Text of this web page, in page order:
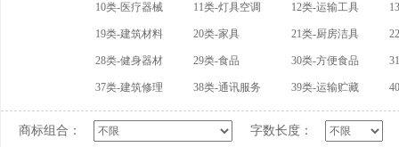
10类-医疗器械 11类-灯具空调 12类-运输工具
19类-建筑材料 20类-家具 21类-厨房洁具
28类-健身器材 29类-食品 30类-方便食品
37类-建筑修理 38类-通讯服务 39类-运输贮藏
商标组合： 字数长度：